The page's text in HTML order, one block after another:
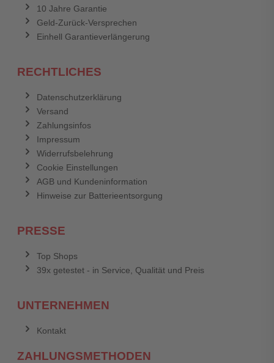
10 Jahre Garantie
Geld-Zurück-Versprechen
Einhell Garantieverlängerung
RECHTLICHES
Datenschutzerklärung
Versand
Zahlungsinfos
Impressum
Widerrufsbelehrung
Cookie Einstellungen
AGB und Kundeninformation
Hinweise zur Batterieentsorgung
PRESSE
Top Shops
39x getestet - in Service, Qualität und Preis
UNTERNEHMEN
Kontakt
ZAHLUNGSMETHODEN